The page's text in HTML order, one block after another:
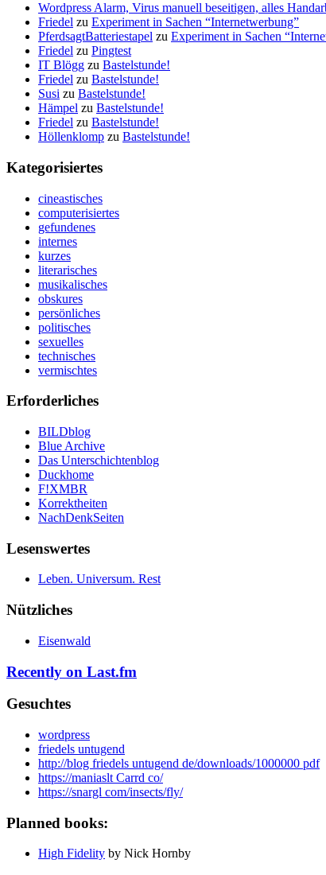
Wordpress Alarm, Virus manuell beseitigen, alles
Friedel zu Experiment in Sachen “Internetwerbung”
PferdsagtBatteriestapel zu Experiment in Sachen
Friedel zu Pingtest
IT Blögg zu Bastelstunde!
Friedel zu Bastelstunde!
Susi zu Bastelstunde!
Hämpel zu Bastelstunde!
Friedel zu Bastelstunde!
Höllenklomp zu Bastelstunde!
Kategorisiertes
cineastisches
computerisiertes
gefundenes
internes
kurzes
literarisches
musikalisches
obskures
persönliches
politisches
sexuelles
technisches
vermischtes
Erforderliches
BILDblog
Blue Archive
Das Unterschichtenblog
Duckhome
F!XMBR
Korrektheiten
NachDenkSeiten
Lesenswertes
Leben. Universum. Rest
Nützliches
Eisenwald
Recently on Last.fm
Gesuchtes
wordpress
friedels untugend
http://blog friedels untugend de/downloads/1000000 pdf
https://maniaslt Carrd co/
https://snargl com/insects/fly/
Planned books:
High Fidelity by Nick Hornby